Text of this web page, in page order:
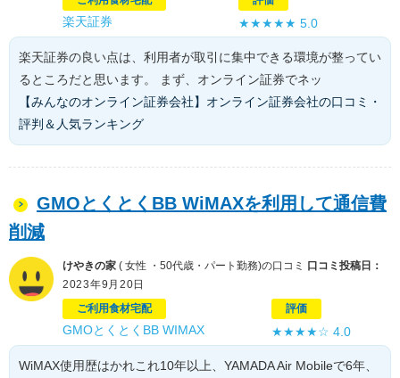
楽天証券 ★★★★★5.0
楽天証券の良い点は、利用者が取引に集中できる環境が整ってい
るところだと思います。 まず、オンライン証券でネッ
【みんなのオンライン証券会社】オンライン証券会社の口コミ・
評判＆人気ランキング
GMOとくとくBB WiMAXを利用して通信費
削減
けやきの家 ( 女性 ・50代歳・パート勤務)の口コミ
口コミ投稿日：
2023年9月20日
ご利用食材宅配
GMOとくとくBB WIMAX
評価
★★★★☆ 4.0
WiMAX使用歴はかれこれ10年以上、YAMADA Air Mobileで6年、